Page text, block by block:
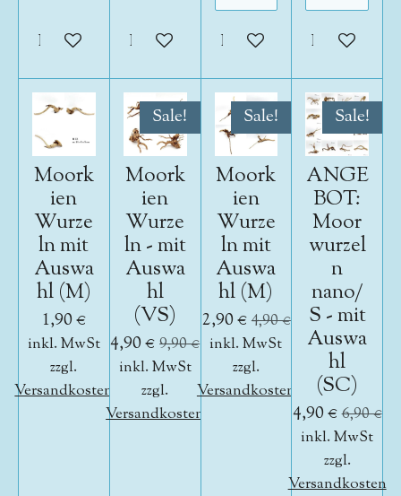
In den WarenkorbIn den WarenkorbIn den Warenkorb
In den
Moork
ien
Wurze
ln mit
Auswa
hl (M)
1,90 €
inkl. MwSt
zzgl.
Versandkosten
Sale!
Moork
ien
Wurze
ln - mit
Auswa
hl
(VS)
4,90 € 9,90 €
inkl. MwSt
zzgl.
Versandkosten
Sale!
Moork
ien
Wurze
ln mit
Auswa
hl (M)
2,90 € 4,90 €
inkl. MwSt
zzgl.
Versandkosten
Sale!
ANGE
BOT:
Moor
wurzel
n
nano/
S - mit
Auswa
hl
(SC)
4,90 €6,90 €
inkl. MwSt
zzgl.
Versandkosten